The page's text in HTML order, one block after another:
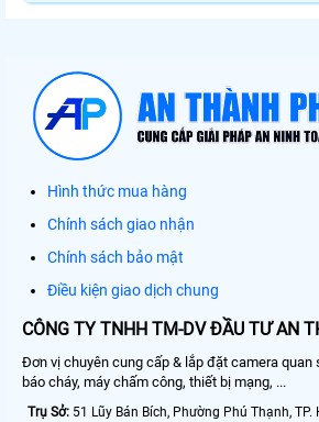
Hình thức mua hàng
Chính sách giao nhận
Chính sách bảo mật
Điều kiện giao dịch chung
CÔNG TY TNHH TM-DV ĐẦU TƯ AN
Đơn vị chuyên cung cấp & lắp đặt camera quan
báo cháy, máy chấm công, thiết bị mạng, ...
Trụ Sở: 51 Lũy Bán Bích, Phường Phú Thạnh, TP.